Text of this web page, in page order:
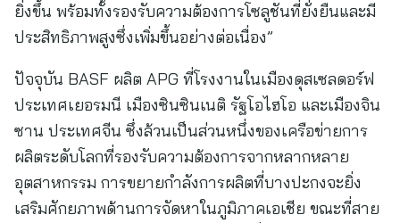
ยิ่งขึ้น พร้อมทั้งรองรับความต้องการโซลูชันที่ยั่งยืนและมี
ประสิทธิภาพสูงซึ่งเพิ่มขึ้นอย่างต่อเนื่อง”
ปัจจุบัน BASF ผลิต APG ที่โรงงานในเมืองดุสเซลดอร์ฟ
ประเทศเยอรมนี เมืองซินซินเนติ รัฐโอไฮโอ และเมืองจิน
ซาน ประเทศจีน ซึ่งล้วนเป็นส่วนหนึ่งของเครือข่ายการ
ผลิตระดับโลกที่รองรับความต้องการจากหลากหลาย
อุตสาหกรรม การขยายกำลังการผลิตที่บางปะกงจะยิ่ง
เสริมศักยภาพด้านการจัดหาในภูมิภาคเอเชีย ขณะที่สาย